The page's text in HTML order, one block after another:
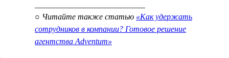
○ Читайте также статью «Как удержать
сотрудников в компании? Готовое решение
агентства Adventum»